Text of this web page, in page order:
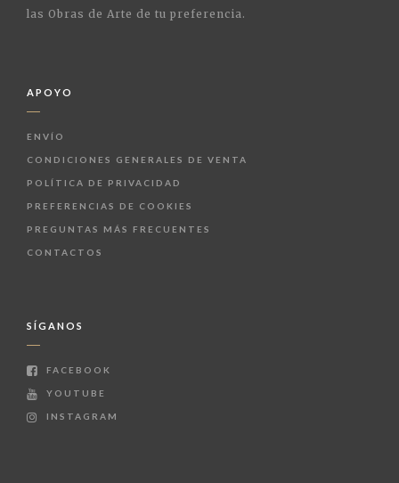
las Obras de Arte de tu preferencia.
APOYO
ENVÍO
CONDICIONES GENERALES DE VENTA
POLÍTICA DE PRIVACIDAD
PREFERENCIAS DE COOKIES
PREGUNTAS MÁS FRECUENTES
CONTACTOS
SÍGANOS
FACEBOOK
YOUTUBE
INSTAGRAM